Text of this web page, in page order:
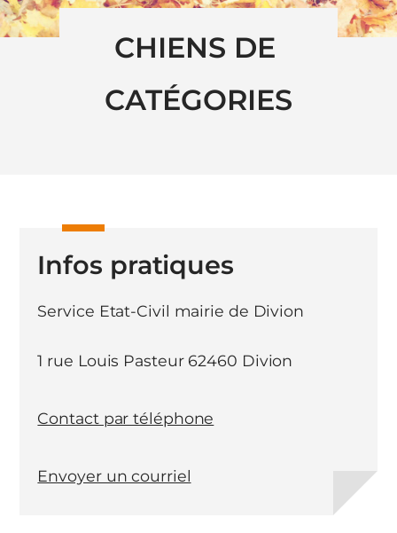
CHIENS DE
CATÉGORIES
Infos pratiques
Service Etat-Civil mairie de Divion
1 rue Louis Pasteur 62460 Divion
Contact par téléphone
Envoyer un courriel